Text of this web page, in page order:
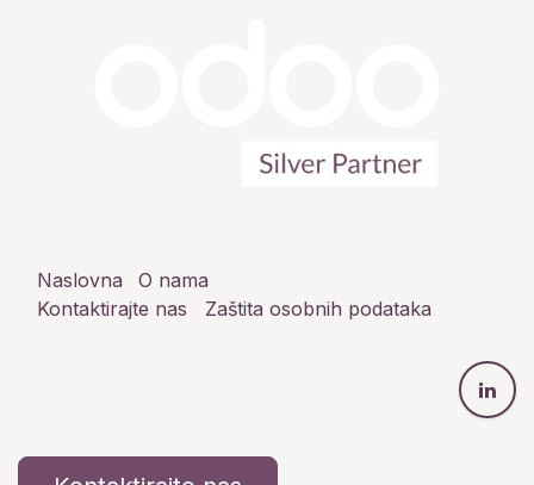
Naslovna
O nama
Kontaktirajte nas
Zaštita osobnih podataka